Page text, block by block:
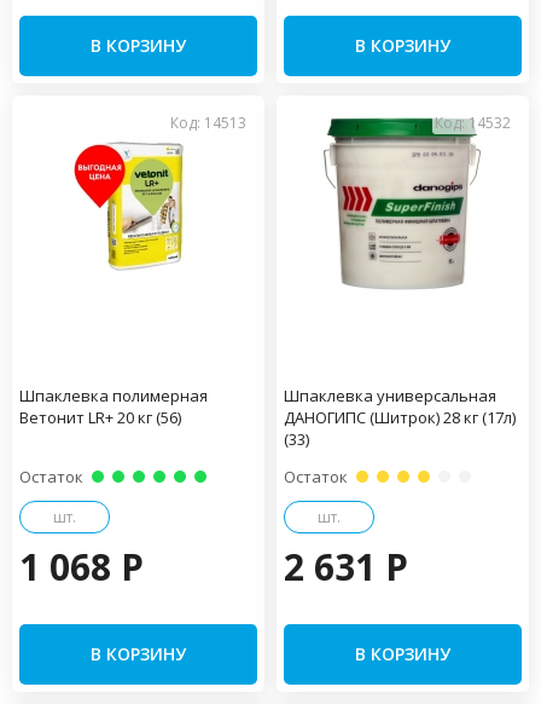
В КОРЗИНУ В КОРЗИНУ
Код: 14513
Шпаклевка полимерная
Ветонит LR+ 20 кг (56)
Остаток
шт.
1 068 P
В КОРЗИНУ
Код: 14532
Шпаклевка универсальная
ДАНОГИПС (Шитрок) 28 кг (17л)
(33)
Остаток
шт.
2 631 P
В КОРЗИНУ